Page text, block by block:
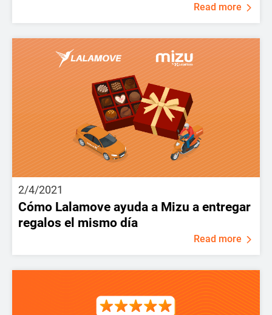
Read more
2/4/2021
Cómo Lalamove ayuda a Mizu a entregar
regalos el mismo día
Read more